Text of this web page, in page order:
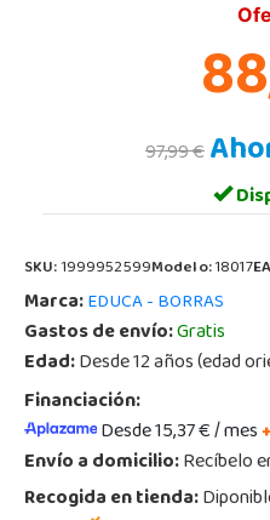
97,99 €
SKU:1999952599Modelo:18017
Marca:EDUCA - BORRAS
Gastos de envío:Gratis
Edad:Desde 12 años (edad
Financiación:
Desde 15,37 € / mes
Envío a domicilio:Recíbelo
Recogida en tienda: